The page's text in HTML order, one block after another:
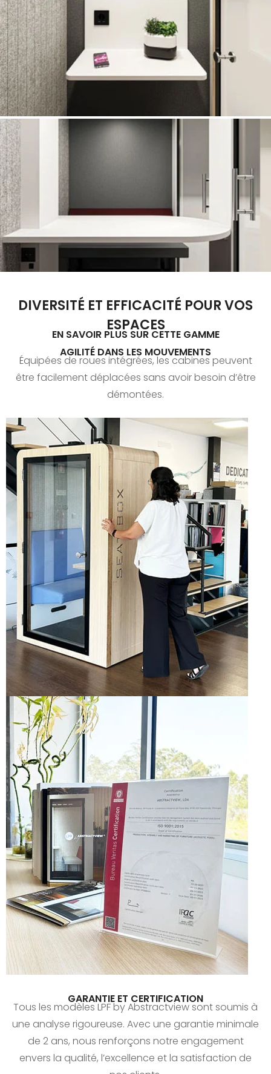
DIVERSITÉ ET EFFICACITÉ POUR VOS
ESPACES
EN SAVOIR PLUS SUR CETTE GAMME
AGILITÉ DANS LES MOUVEMENTS
Équipées de roues intégrées, les cabines peuvent
être facilement déplacées sans avoir besoin d’être
démontées.
GARANTIE ET CERTIFICATION
Tous les modèles LPF by Abstractview sont soumis à
une analyse rigoureuse. Avec une garantie minimale
de 2 ans, nous renforçons notre engagement
envers la qualité, l’excellence et la satisfaction de